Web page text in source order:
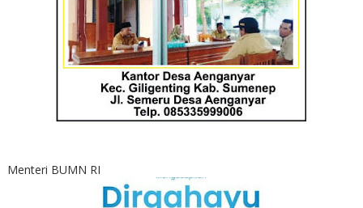
Menteri BUMN RI